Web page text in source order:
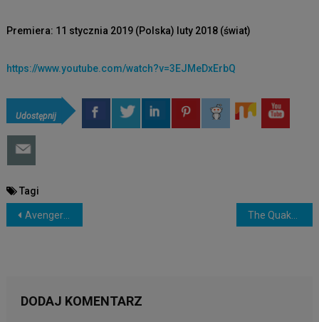
Premiera: 11 stycznia 2019 (Polska) luty 2018 (świat)
https://www.youtube.com/watch?v=3EJMeDxErbQ
Udostępnij
Tagi
NAWIGACJA
WPISU
Avengers 4 Endgame – Zwiastun PL (2019)
DODAJ KOMENTARZ